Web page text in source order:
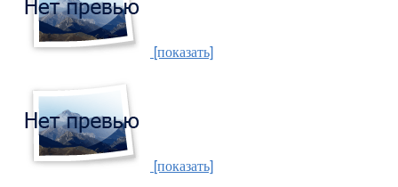
[показать]
[показать]